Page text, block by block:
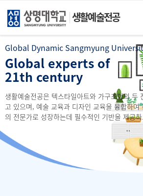
생활예술전공
Global Dynamic Sangmyung
Global experts of
21th century
생활예술전공은 텍스타일아트와 가구조형의 두
고 있으며, 예술 교육과 디자인 교육을 융합하
의 전문가로 성장하는데 필수적인 기반을 제공